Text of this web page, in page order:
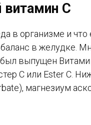
витамин С
в организме и
в желудке.
выпущен
С или Ester C.
магнезиум